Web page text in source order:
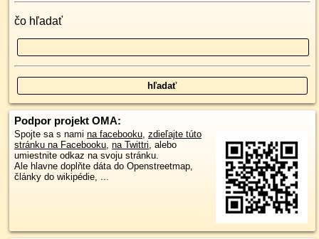
čo hľadať
Podpor projekt OMA:
Spojte sa s nami na facebooku, zdieľajte túto
stránku na Facebooku, na Twittri, alebo
umiestnite odkaz na svoju stránku.
Ale hlavne doplňte dáta do Openstreetmap,
články do wikipédie, ...